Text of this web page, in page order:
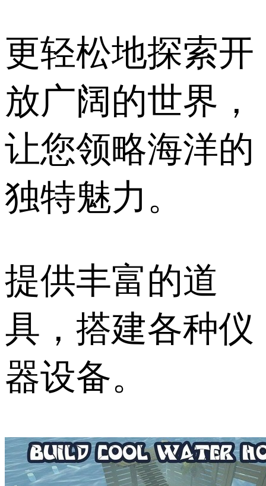
更轻松地探索开
放广阔的世界，
让您领略海洋的
独特魅力。
提供丰富的道
具，搭建各种仪
器设备。